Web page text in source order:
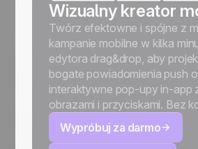
Wizualny kreator
Twórz efektowne i spójne z
kampanie mobilne w kilka
edytora drag&drop, aby
bogate powiadomienia push
interaktywne pop-upy in-app
obrazami i przyciskami. Bez
Wypróbuj za darmo